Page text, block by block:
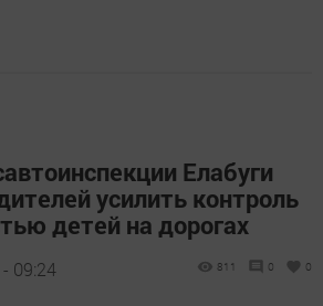
Елабуги
усилить контроль
детей на дорогах
09:24 811 0 0